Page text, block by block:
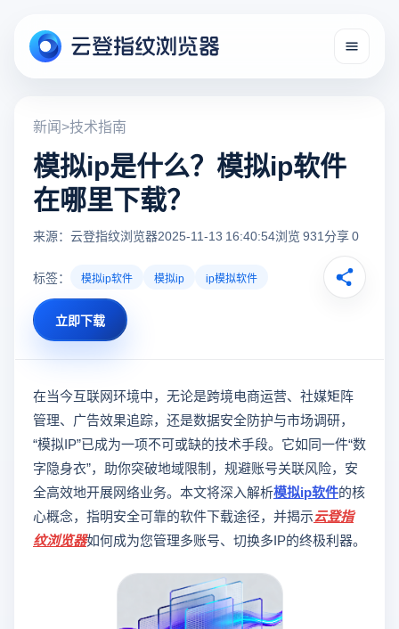
新闻>技术指南
模拟ip是什么？模拟ip软件
在哪里下载？
来源：云登指纹浏览器2025-11-13 16:40:54浏览 931分享 0
标签： 模拟ip软件 模拟ip ip模拟软件
立即下载
在当今互联网环境中，无论是跨境电商运营、社媒矩阵
管理、广告效果追踪，还是数据安全防护与市场调研，
“模拟IP”已成为一项不可或缺的技术手段。它如同一件“数
字隐身衣”，助你突破地域限制，规避账号关联风险，安
全高效地开展网络业务。本文将深入解析模拟ip软件的核
心概念，指明安全可靠的软件下载途径，并揭示云登指
纹浏览器如何成为您管理多账号、切换多IP的终极利器。